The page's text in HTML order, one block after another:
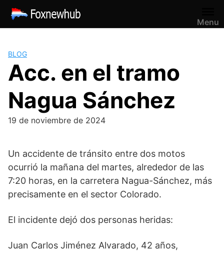
Saltar
contenido
Menu
BLOG
Acc. en el tramo
Nagua Sánchez
19 de noviembre de 2024
Un accidente de tránsito entre dos motos
ocurrió la mañana del martes, alrededor de las
7:20 horas, en la carretera Nagua-Sánchez, más
precisamente en el sector Colorado.
El incidente dejó dos personas heridas:
Juan Carlos Jiménez Alvarado, 42 años,